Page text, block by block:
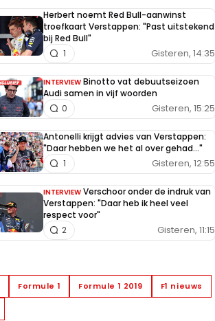
Herbert noemt Red Bull-aanwinst
troefkaart Verstappen: "Past uitstekend
bij Red Bull"
Gisteren, 14:35
1
INTERVIEW Binotto vat debuutseizoen
Audi samen in vijf woorden
Gisteren, 15:25
0
Antonelli krijgt advies van Verstappen:
"Daar hebben we het al over gehad..."
Gisteren, 12:55
1
INTERVIEW Verschoor onder de indruk van
Verstappen: "Daar heb ik heel veel
respect voor"
Gisteren, 11:15
2
Formule 1 Formule 1 2019 F1 nieuws